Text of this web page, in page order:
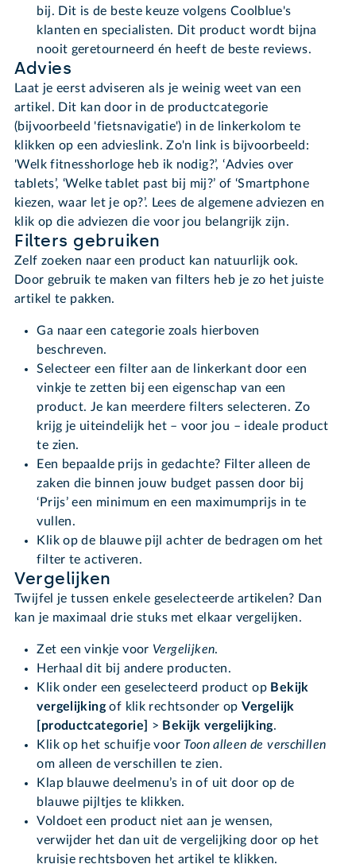
bij. Dit is de beste keuze volgens Coolblue's
klanten en specialisten. Dit product wordt bijna
nooit geretourneerd én heeft de beste reviews.
Advies
Laat je eerst adviseren als je weinig weet van een
artikel. Dit kan door in de productcategorie
(bijvoorbeeld 'fietsnavigatie') in de linkerkolom te
klikken op een advieslink. Zo'n link is bijvoorbeeld:
'Welk fitnesshorloge heb ik nodig?’, ‘Advies over
tablets’, ‘Welke tablet past bij mij?’ of ‘Smartphone
kiezen, waar let je op?’. Lees de algemene adviezen en
klik op die adviezen die voor jou belangrijk zijn.
Filters gebruiken
Zelf zoeken naar een product kan natuurlijk ook.
Door gebruik te maken van filters heb je zo het juiste
artikel te pakken.
Ga naar een categorie zoals hierboven
beschreven.
Selecteer een filter aan de linkerkant door een
vinkje te zetten bij een eigenschap van een
product. Je kan meerdere filters selecteren. Zo
krijg je uiteindelijk het – voor jou – ideale product
te zien.
Een bepaalde prijs in gedachte? Filter alleen de
zaken die binnen jouw budget passen door bij
‘Prijs’ een minimum en een maximumprijs in te
vullen.
Klik op de blauwe pijl achter de bedragen om het
filter te activeren.
Vergelijken
Twijfel je tussen enkele geselecteerde artikelen? Dan
kan je maximaal drie stuks met elkaar vergelijken.
Zet een vinkje voor Vergelijken.
Herhaal dit bij andere producten.
Klik onder een geselecteerd product op Bekijk
vergelijkingof klik rechtsonder opVergelijk
[productcategorie] > Bekijk vergelijking.
Klik op het schuifje voor Toon alleen de verschillen
om alleen de verschillen te zien.
Klap blauwe deelmenu’s in of uit door op de
blauwe pijltjes te klikken.
Voldoet een product niet aan je wensen,
verwijder het dan uit de vergelijking door op het
kruisje rechtsboven het artikel te klikken.